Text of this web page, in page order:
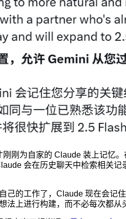
刚刚为自家的 Claude 装上记忆
会在历史聊天中检索相关
己的工作了，Claude 现在会记
法上进行构建，而不必每次都从